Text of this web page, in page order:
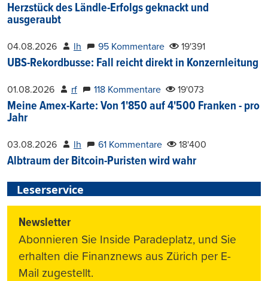
Herzstück des Ländle-Erfolgs geknackt und
ausgeraubt
04.08.2026 lh 95 Kommentare 19'391
UBS-Rekordbusse: Fall reicht direkt in Konzernleitung
01.08.2026 rf 118 Kommentare 19'073
Meine Amex-Karte: Von 1'850 auf 4'500 Franken - pro
Jahr
03.08.2026 lh 61 Kommentare 18'400
Albtraum der Bitcoin-Puristen wird wahr
Leserservice
Newsletter
Abonnieren Sie Inside Paradeplatz, und Sie
erhalten die Finanznews aus Zürich per E-
Mail zugestellt.